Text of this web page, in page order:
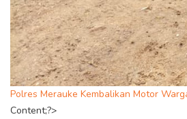
Polres Merauke Kembalikan Motor
Content;?>